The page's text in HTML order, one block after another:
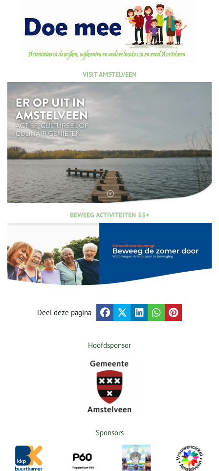
VISIT AMSTELVEEN
BEWEEG ACTIVITEITEN 55+
Deel deze pagina
Hoofdsponsor
Sponsors